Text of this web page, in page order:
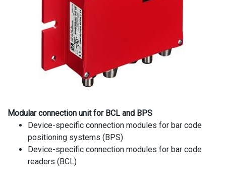
Modular connection unit for BCL and BPS
Device-specific connection modules for bar code
positioning systems (BPS)
Device-specific connection modules for bar code
readers (BCL)